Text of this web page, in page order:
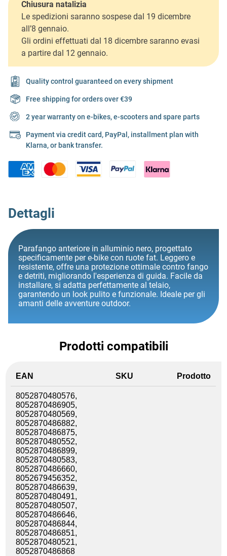
Chiusura natalizia
Le spedizioni saranno sospese dal 19 dicembre
all’8 gennaio.
Gli ordini effettuati dal 18 dicembre saranno evasi
a partire dal 12 gennaio.
Quality control guaranteed on every shipment
Free shipping for orders over €39
2 year warranty on e-bikes, e-scooters and spare parts
Payment via credit card, PayPal, installment plan with
Klarna, or bank transfer.
Dettagli
Parafango anteriore in alluminio nero, progettato
specificamente per e-bike con ruote fat. Leggero e
resistente, offre una protezione ottimale contro fango
e detriti, migliorando l'esperienza di guida. Facile da
installare, si adatta perfettamente al telaio,
garantendo un look pulito e funzionale. Ideale per gli
amanti delle avventure outdoor.
Prodotti compatibili
EAN SKU Prodotto
8052870480576,
8052870486905,
8052870480569,
8052870486882,
8052870486875,
8052870480552,
8052870486899,
8052870480583,
8052870486660,
8052679456352,
8052870486639,
8052870480491,
8052870480507,
8052870486646,
8052870486844,
8052870486851,
8052870480521,
8052870486868